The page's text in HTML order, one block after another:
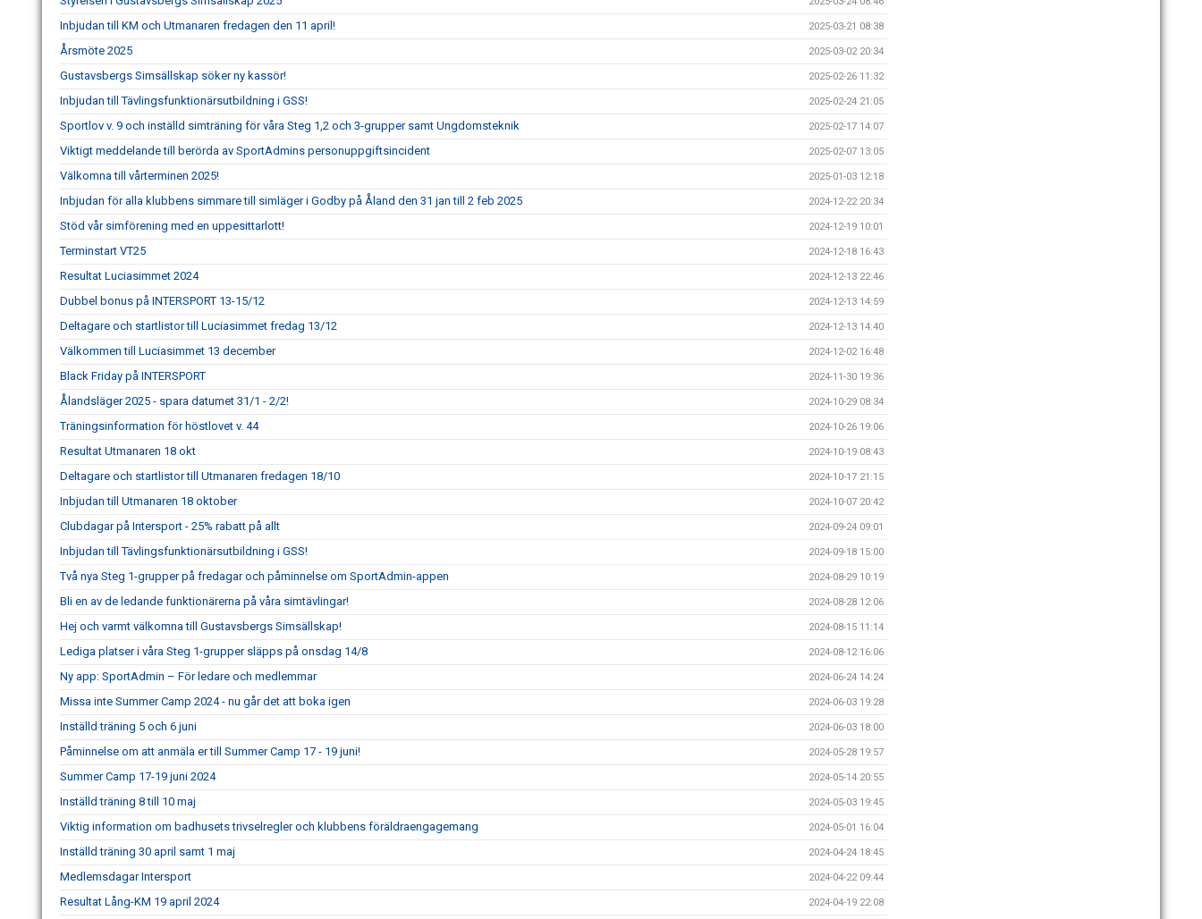
Inbjudan till KM och Utmanaren fredagen den 11 april! 2025-03-21 08:38
Årsmöte 2025 2025-03-02 20:34
Gustavsbergs Simsällskap söker ny kassör! 2025-02-26 11:32
Inbjudan till Tävlingsfunktionärsutbildning i GSS! 2025-02-24 21:05
Sportlov v. 9 och inställd simträning för våra Steg 1,2 och 3-grupper samt Ungdomsteknik 2025-02-17 14:07
Viktigt meddelande till berörda av SportAdmins personuppgiftsincident 2025-02-07 13:05
Välkomna till vårterminen 2025! 2025-01-03 12:18
Inbjudan för alla klubbens simmare till simläger i Godby på Åland den 31 jan till 2 feb 2025 2024-12-22 20:34
Stöd vår simförening med en uppesittarlott! 2024-12-19 10:01
Terminstart VT25 2024-12-18 16:43
Resultat Luciasimmet 2024 2024-12-13 22:46
Dubbel bonus på INTERSPORT 13-15/12 2024-12-13 14:59
Deltagare och startlistor till Luciasimmet fredag 13/12 2024-12-13 14:40
Välkommen till Luciasimmet 13 december 2024-12-02 16:48
Black Friday på INTERSPORT 2024-11-30 19:36
Ålandsläger 2025 - spara datumet 31/1 - 2/2! 2024-10-29 08:34
Träningsinformation för höstlovet v. 44 2024-10-26 19:06
Resultat Utmanaren 18 okt 2024-10-19 08:43
Deltagare och startlistor till Utmanaren fredagen 18/10 2024-10-17 21:15
Inbjudan till Utmanaren 18 oktober 2024-10-07 20:42
Clubdagar på Intersport - 25% rabatt på allt 2024-09-24 09:01
Inbjudan till Tävlingsfunktionärsutbildning i GSS! 2024-09-18 15:00
Två nya Steg 1-grupper på fredagar och påminnelse om SportAdmin-appen 2024-08-29 10:19
Bli en av de ledande funktionärerna på våra simtävlingar! 2024-08-28 12:06
Hej och varmt välkomna till Gustavsbergs Simsällskap! 2024-08-15 11:14
Lediga platser i våra Steg 1-grupper släpps på onsdag 14/8 2024-08-12 16:06
Ny app: SportAdmin – För ledare och medlemmar 2024-06-24 14:24
Missa inte Summer Camp 2024 - nu går det att boka igen 2024-06-03 19:28
Inställd träning 5 och 6 juni 2024-06-03 18:00
Påminnelse om att anmäla er till Summer Camp 17 - 19 juni! 2024-05-28 19:57
Summer Camp 17-19 juni 2024 2024-05-14 20:55
Inställd träning 8 till 10 maj 2024-05-03 19:45
Viktig information om badhusets trivselregler och klubbens föräldraengagemang 2024-05-01 16:04
Inställd träning 30 april samt 1 maj 2024-04-24 18:45
Medlemsdagar Intersport 2024-04-22 09:44
Resultat Lång-KM 19 april 2024 2024-04-19 22:08